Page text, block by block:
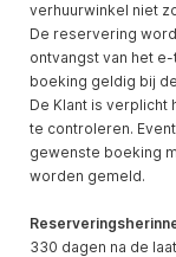
verhuurwinkel niet
De reservering
ontvangst van het
boeking geldig bij
De Klant is
te controleren.
gewenste boeking
worden gemeld.
330 dagen na de